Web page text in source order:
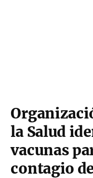
la Salud
vacunas
contagio